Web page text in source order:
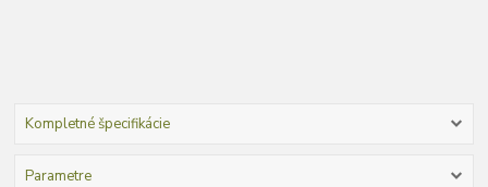
Kompletné špecifikácie
Parametre